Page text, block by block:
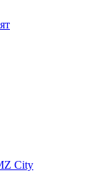
City